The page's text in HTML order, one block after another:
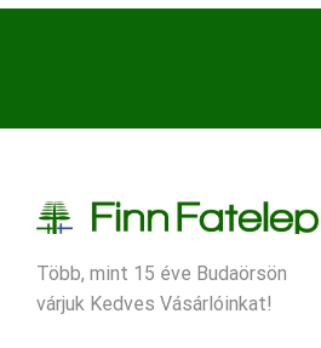
Több, mint 15 éve Budaörsön
várjuk Kedves Vásárlóinkat!